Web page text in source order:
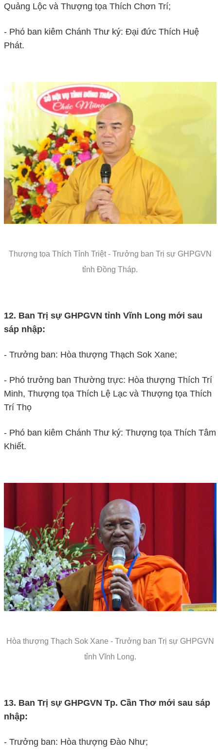
Quảng Lộc và Thượng tọa Thích Chơn Trí;
- Phó ban kiêm Chánh Thư ký: Đại đức Thích Huệ
Phát.
Thượng tọa Thích Tỉnh Triệt - Trưởng ban Trị sự GHPGVN
tỉnh Đồng Tháp.
12. Ban Trị sự GHPGVN tỉnh Vĩnh Long mới sau
sáp nhập:
- Trưởng ban: Hòa thượng Thạch Sok Xane;
- Phó trưởng ban Thường trực: Hòa thượng Thích Trí
Minh, Thượng tọa Thích Lệ Lạc và Thượng tọa Thích
Trí Thọ
- Phó ban kiêm Chánh Thư ký: Thượng tọa Thích Tâm
Khiết.
Hòa thượng Thạch Sok Xane - Trưởng ban Trị sự GHPGVN
tỉnh Vĩnh Long.
13. Ban Trị sự GHPGVN Tp. Cần Thơ mới sau sáp
nhập:
- Trưởng ban: Hòa thượng Đào Như;